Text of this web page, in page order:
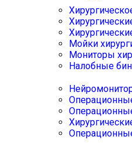
Мойки
Мониторы
Налобные